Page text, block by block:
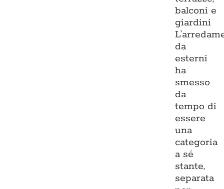
balconi e
giardini
da
esterni
ha
smesso
da
tempo di
essere
una
categoria
a sé
stante,
separata